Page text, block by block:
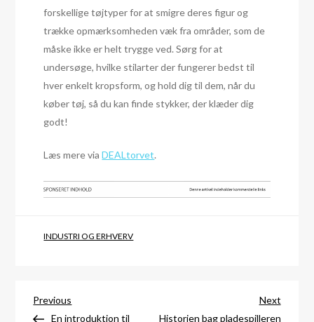
forskellige tøjtyper for at smigre deres figur og
trække opmærksomheden væk fra områder, som de
måske ikke er helt trygge ved. Sørg for at
undersøge, hvilke stilarter der fungerer bedst til
hver enkelt kropsform, og hold dig til dem, når du
køber tøj, så du kan finde stykker, der klæder dig
godt!
Læs mere viaDEALtorvet.
INDUSTRI OG ERHVERV
Indlægsnavigation
Previous
Post
Previous
En introduktion til
Next
Post
Next
Historien bag pladespilleren